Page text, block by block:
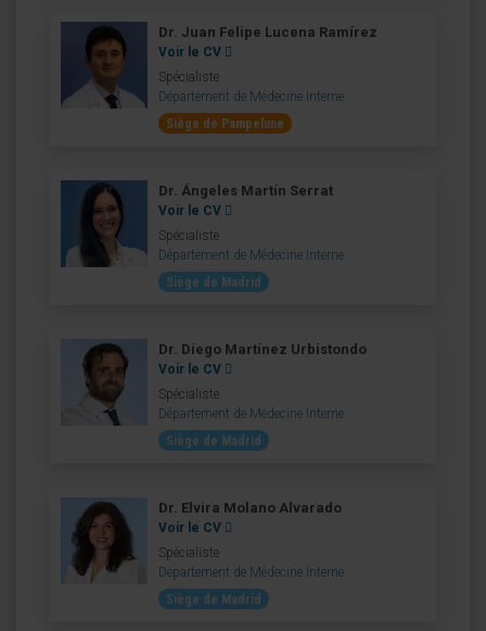
Dr. Juan Felipe Lucena Ramírez
Voir le CV
Spécialiste
Département de Médecine Interne
Siège de Pampelune
Dr. Ángeles Martín Serrat
Voir le CV
Spécialiste
Département de Médecine Interne
Siège de Madrid
Dr. Diego Martínez Urbistondo
Voir le CV
Spécialiste
Département de Médecine Interne
Siège de Madrid
Dr. Elvira Molano Alvarado
Voir le CV
Spécialiste
Département de Médecine Interne
Siège de Madrid